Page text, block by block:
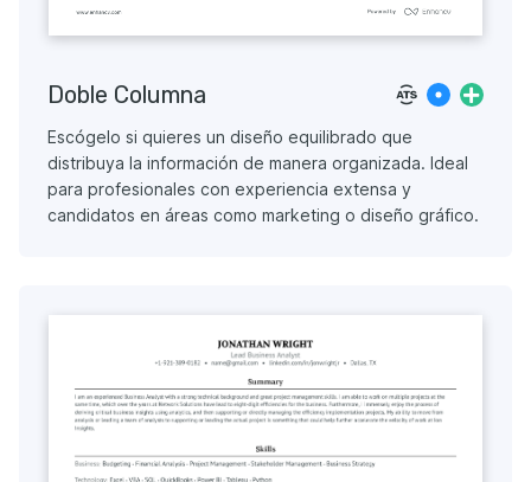
Doble Columna
Escógelo si quieres un diseño equilibrado que
distribuya la información de manera organizada. Ideal
para profesionales con experiencia extensa y
candidatos en áreas como marketing o diseño gráfico.